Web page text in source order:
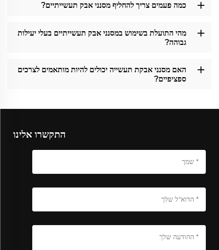
כמה פעמים צריך להחליף מסנני אבק תעשייתיים?
מהי התועלת בשימוש במסנני אבק תעשייתיים בעלי יעילות
גבוהה?
האם מסנני אבקת תעשייה יכולים להיות מותאמים לצרכים
ספציפיים?
התקשרו אלינו